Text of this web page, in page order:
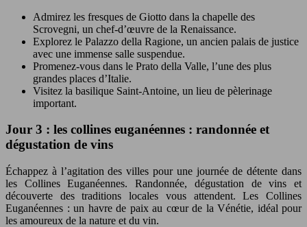
Admirez les fresques de Giotto dans la chapelle des
Scrovegni, un chef-d’œuvre de la Renaissance.
Explorez le Palazzo della Ragione, un ancien palais de justice
avec une immense salle suspendue.
Promenez-vous dans le Prato della Valle, l’une des plus
grandes places d’Italie.
Visitez la basilique Saint-Antoine, un lieu de pèlerinage
important.
Jour 3 : les collines euganéennes : randonnée et
dégustation de vins
Échappez à l’agitation des villes pour une journée de détente dans
les Collines Euganéennes. Randonnée, dégustation de vins et
découverte des traditions locales vous attendent. Les Collines
Euganéennes : un havre de paix au cœur de la Vénétie, idéal pour
les amoureux de la nature et du vin.